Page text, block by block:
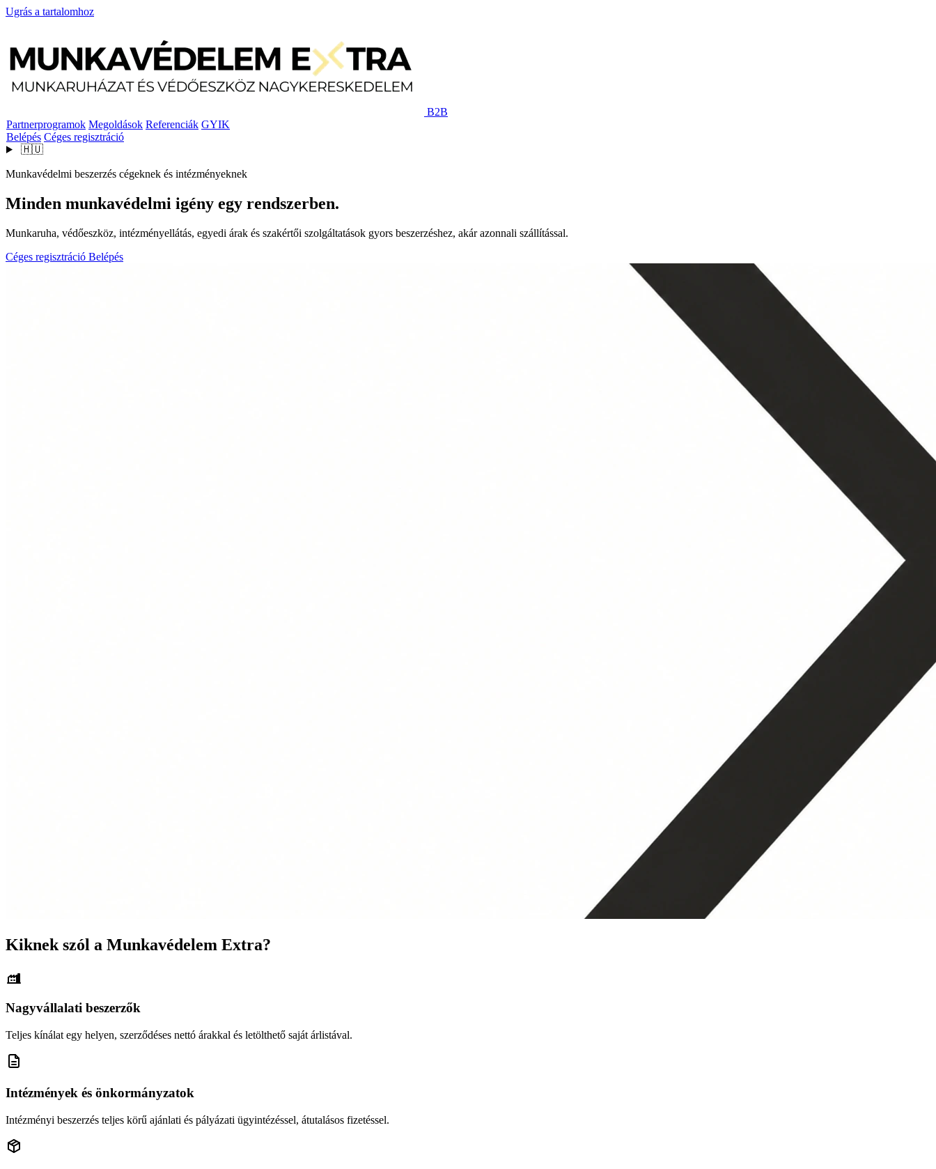
Ugrás a tartalomhoz
B2B
Partnerprogramok Megoldások Referenciák GYIK
Belépés Céges regisztráció
🇭🇺
Munkavédelmi beszerzés cégeknek és intézményeknek
Minden munkavédelmi igény egy rendszerben.
Munkaruha, védőeszköz, intézményellátás, egyedi árak és szakértői szolgáltatások gyors beszerzéshez, akár azonnali szállítással.
Céges regisztráció Belépés
Kiknek szól a Munkavédelem Extra?
Nagyvállalati beszerzők
Teljes kínálat egy helyen, szerződéses nettó árakkal és letölthető saját árlistával.
Intézmények és önkormányzatok
Intézményi beszerzés teljes körű ajánlati és pályázati ügyintézéssel, átutalásos fizetéssel.